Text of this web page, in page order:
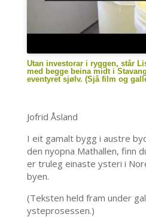
Utan investorar i ryggen, står
med begge beina midt i
eventyret sjølv. (Sjå film og
Jofrid Åsland
I eit gamalt bygg i austre
den nyopna Mathallen, finn
er truleg einaste ysteri i
byen.
(Teksten held fram under
ysteprosessen.)